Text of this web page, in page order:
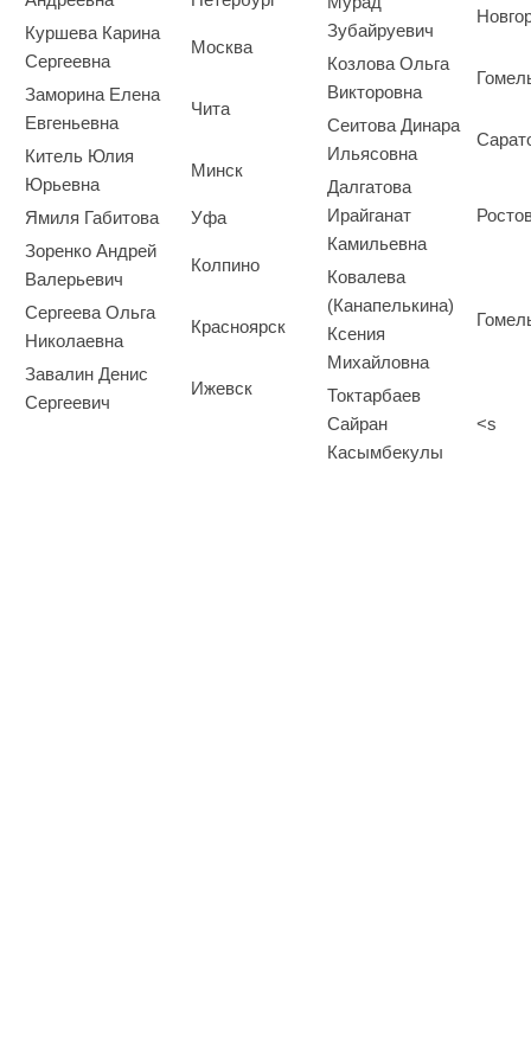
Куршева Карина
Сергеевна
Москва
Заморина Елена
Евгеньевна
Чита
Китель Юлия
Юрьевна
Минск
Ямиля Габитова
Уфа
Зоренко Андрей
Валерьевич
Колпино
Сергеева Ольга
Николаевна
Красноярск
Завалин Денис
Сергеевич
Ижевск
Зубайруевич
Козлова Ольга
Викторовна
Сеитова Динара
Ильясовна
Далгатова
Ирайганат
Камильевна
Ковалева
(Канапелькина)
Ксения
Михайловна
Токтарбаев
Сайран
Касымбекулы
<s